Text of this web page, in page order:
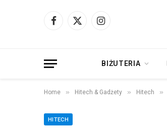
Facebook
X
Instagram
BIŻUTERIA
Home » Hitech & Gadżety » Hitech »
HITECH